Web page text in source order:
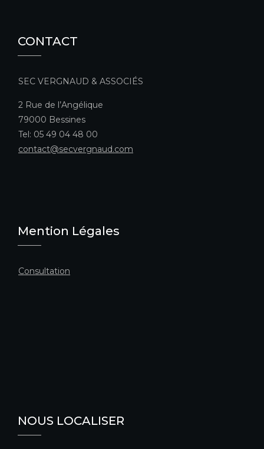
CONTACT
SEC VERGNAUD & ASSOCIÉS
2 Rue de l’Angélique
79000 Bessines
Tel: 05 49 04 48 00
contact@secvergnaud.com
Mention Légales
Consultation
NOUS LOCALISER